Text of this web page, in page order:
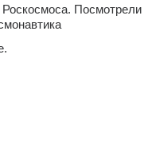
Посмотрели